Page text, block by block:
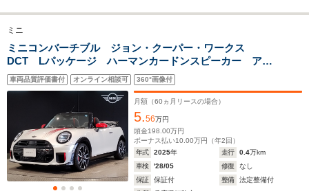
駆動方式 FF FR
ミニ
ミニコンバーチブル ジョン・クーパー・ワークス
DCT Lパッケージ ハーマンカードンスピーカー アク
ティブクルーズコントロール レッドブレーキキャリパ
ー MINIユアーズソフトトップ JCWトリム ワンオー
ナー 全方位カメラ アダプティブサスペンション
車両品質評価書付 オンライン相談可 360°画像付
月額（60 ヵ月リースの場合）
5.56万円
頭金198.00万円
ボーナス払い10.00万円（年2 回）
年式
2025年 走行 0.4万km
車検
'28/05 修復
なし
保証
保証付 整備
法定整備付